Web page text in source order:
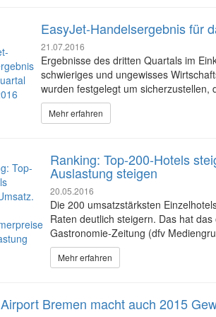
EasyJet-Handelsergebnis für
21.07.2016
Ergebnisse des dritten Quartals im
schwieriges und ungewisses
wurden festgelegt um sicherzustellen,
Mehr erfahren
Ranking: Top-200-Hotels
Auslastung steigen
20.05.2016
Die 200 umsatzstärksten
Raten deutlich steigern. Das hat
Gastronomie-Zeitung (dfv
Mehr erfahren
Airport Bremen macht auch 2015